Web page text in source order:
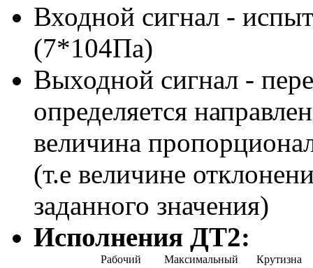
Входной сигнал -
(7*104Па)
Выходной сигнал -
определяется
величина
(т.е величине
заданного значения)
Исполнения ДТ2:
Рабочий
Максимальный
Крутизна